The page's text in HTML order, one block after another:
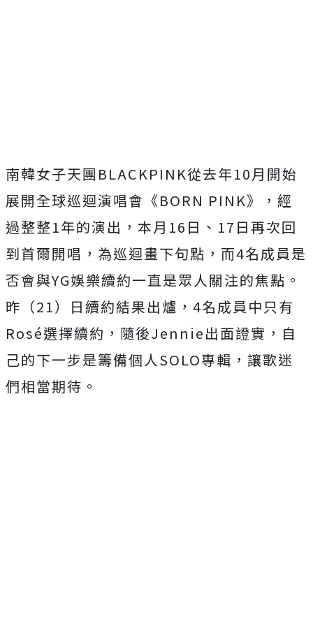
南韓女子天團BLACKPINK從去年10月開始
展開全球巡迴演唱會《BORN PINK》，經
過整整1年的演出，本月16日、17日再次回
到首爾開唱，為巡迴畫下句點，而4名成員是
否會與YG娛樂續約一直是眾人關注的焦點。
昨（21）日續約結果出爐，4名成員中只有
Rosé選擇續約，隨後Jennie出面證實，自
己的下一步是籌備個人SOLO專輯，讓歌迷
們相當期待。